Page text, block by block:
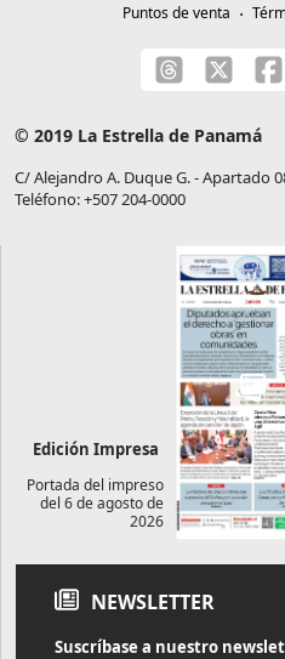
Puntos de venta
© 2019 La Estrella de Panamá
C/ Alejandro A. Duque G. - Apartado
Teléfono: +507 204-0000
Edición Impresa
Portada del impreso
del 6 de agosto de
2026
NEWSLETTER
Suscríbase a nuestro